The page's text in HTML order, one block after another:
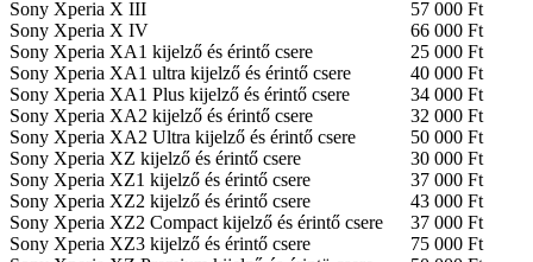
Sony Xperia X III
57 000 Ft
Sony Xperia X IV
66 000 Ft
Sony Xperia XA1 kijelző és érintő csere
25 000 Ft
Sony Xperia XA1 ultra kijelző és érintő csere
40 000 Ft
Sony Xperia XA1 Plus kijelző és érintő csere
34 000 Ft
Sony Xperia XA2 kijelző és érintő csere
32 000 Ft
Sony Xperia XA2 Ultra kijelző és érintő csere
50 000 Ft
Sony Xperia XZ kijelző és érintő csere
30 000 Ft
Sony Xperia XZ1 kijelző és érintő csere
37 000 Ft
Sony Xperia XZ2 kijelző és érintő csere
43 000 Ft
Sony Xperia XZ2 Compact kijelző és érintő csere
37 000 Ft
Sony Xperia XZ3 kijelző és érintő csere
75 000 Ft